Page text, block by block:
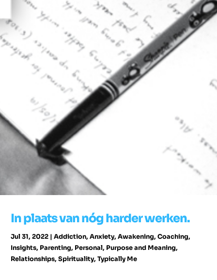
In plaats van nóg harder werken.
Jul 31, 2022 |Addiction,Anxiety,Awakening,Coaching,
Insights, Parenting, Personal, Purpose and Meaning,
Relationships,Spirituality,Typically Me